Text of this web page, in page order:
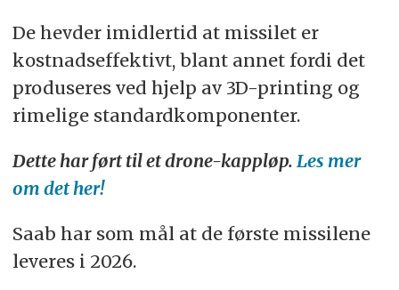
De hevder imidlertid at missilet er
kostnadseffektivt, blant annet fordi det
produseres ved hjelp av 3D-printing og
rimelige standardkomponenter.
Dette har ført til et drone-kappløp. Les mer
om det her!
Saab har som mål at de første missilene
leveres i 2026.